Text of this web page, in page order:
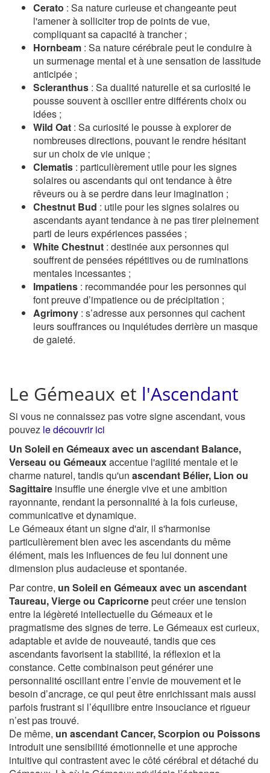
Cerato : Sa nature curieuse et changeante peut
l'amener à solliciter trop de points de vue,
compliquant sa capacité à trancher ;
Hornbeam : Sa nature cérébrale peut le conduire à
un surmenage mental et à une sensation de lassitude
anticipée ;
Scleranthus : Sa dualité naturelle et sa curiosité le
pousse souvent à osciller entre différents choix ou
idées ;
Wild Oat : Sa curiosité le pousse à explorer de
nombreuses directions, pouvant le rendre hésitant
sur un choix de vie unique ;
Clematis : particulièrement utile pour les signes
solaires ou ascendants qui ont tendance à être
rêveurs ou à se perdre dans leur imagination ;
Chestnut Bud : utile pour les signes solaires ou
ascendants ayant tendance à ne pas tirer pleinement
parti de leurs expériences passées ;
White Chestnut : destinée aux personnes qui
souffrent de pensées répétitives ou de ruminations
mentales incessantes ;
Impatiens : recommandée pour les personnes qui
font preuve d’impatience ou de précipitation ;
Agrimony : s’adresse aux personnes qui cachent
leurs souffrances ou inquiétudes derrière un masque
de gaieté.
Le Gémeaux et l'Ascendant
Si vous ne connaissez pas votre signe ascendant, vous
pouvez le découvrir ici
Un Soleil en Gémeaux avec un ascendant Balance,
Verseau ou Gémeauxaccentue l'agilité mentale et le
charme naturel, tandis qu'un ascendant Bélier, Lion ou
Sagittaire insuffle une énergie vive et une ambition
rayonnante, rendant la personnalité à la fois curieuse,
communicative et dynamique.
Le Gémeaux étant un signe d'air, il s'harmonise
particulièrement bien avec les ascendants du même
élément, mais les influences de feu lui donnent une
dimension plus audacieuse et spontanée.
Par contre, un Soleil en Gémeaux avec un ascendant
Taureau, Vierge ou Capricornepeut créer une tension
entre la légèreté intellectuelle du Gémeaux et le
pragmatisme des signes de terre. Le Gémeaux est curieux,
adaptable et avide de nouveauté, tandis que ces
ascendants favorisent la stabilité, la réflexion et la
constance. Cette combinaison peut générer une
personnalité oscillant entre l’envie de mouvement et le
besoin d’ancrage, ce qui peut être enrichissant mais aussi
parfois frustrant si l’équilibre entre insouciance et rigueur
n’est pas trouvé.
De même, un ascendant Cancer, Scorpion ou Poissons
introduit une sensibilité émotionnelle et une approche
intuitive qui contrastent avec le côté cérébral et détaché du